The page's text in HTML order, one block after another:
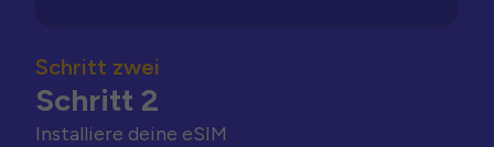
Schritt zwei
Schritt 2
Installiere deine eSIM